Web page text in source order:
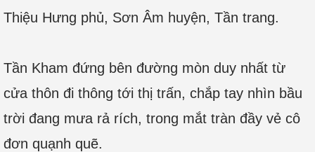
Thiệu Hưng phủ, Sơn Âm huyện, Tần trang.
Tần Kham đứng bên đường mòn duy nhất từ
cửa thôn đi thông tới thị trấn, chắp tay nhìn bầu
trời đang mưa rả rích, trong mắt tràn đầy vẻ cô
đơn quạnh quẽ.